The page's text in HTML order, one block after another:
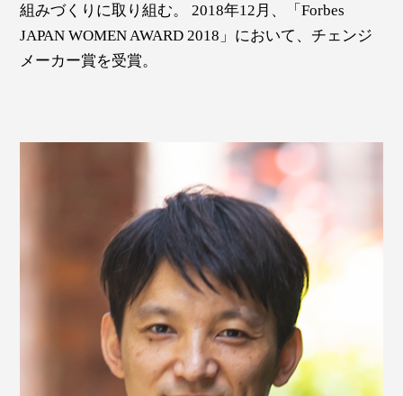
組みづくりに取り組む。 2018年12月、「Forbes
JAPAN WOMEN AWARD 2018」において、チェンジ
メーカー賞を受賞。